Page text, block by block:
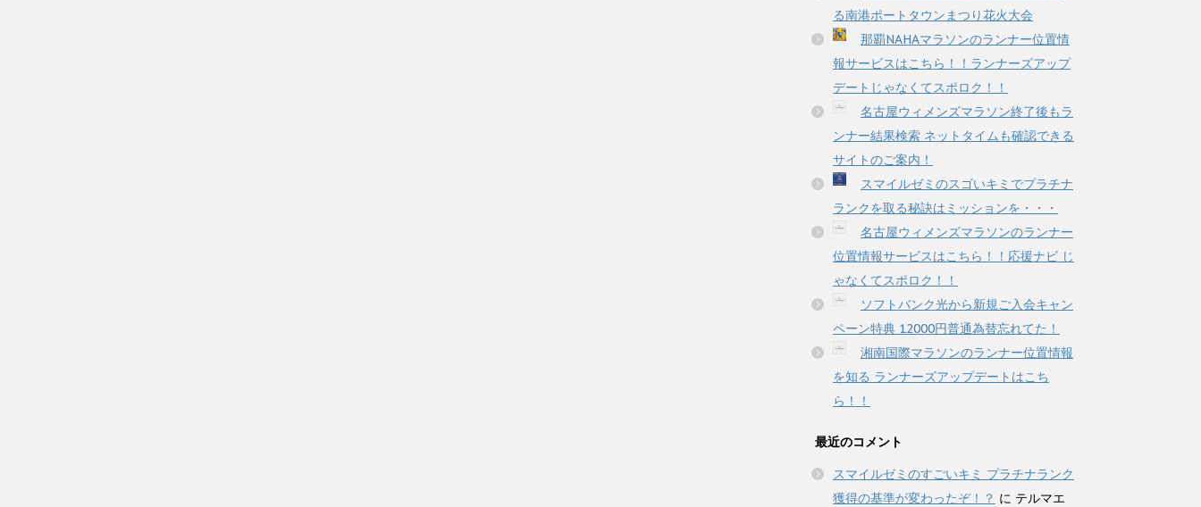
る南港ポートタウンまつり花火大会
那覇NAHAマラソンのランナー位置情
報サービスはこちら！！ランナーズアップ
デートじゃなくてスポロク！！
名古屋ウィメンズマラソン終了後もラ
ンナー結果検索 ネットタイムも確認できる
サイトのご案内！
スマイルゼミのスゴいキミでプラチナ
ランクを取る秘訣はミッションを・・・
名古屋ウィメンズマラソンのランナー
位置情報サービスはこちら！！応援ナビ じ
ゃなくてスポロク！！
ソフトバンク光から新規ご入会キャン
ペーン特典 12000円普通為替忘れてた！
湘南国際マラソンのランナー位置情報
を知る ランナーズアップデートはこち
ら！！
最近のコメント
スマイルゼミのすごいキミ プラチナランク
獲得の基準が変わったぞ！？ に テルマエ